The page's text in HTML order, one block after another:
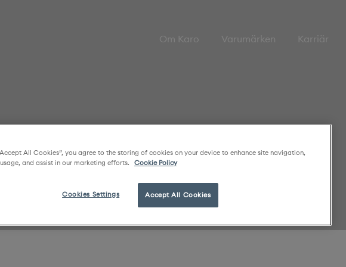
Om Karo Varumärken Karriär
All Cookies”, you agree to the storing of cookies on your device to enhance site navigation,
and assist in our marketing efforts.
Cookie Policy
Accept All Cookies
Cookies Settings